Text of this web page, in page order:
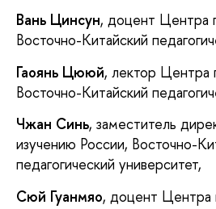
Вань Цинсун, доцент Центра
Восточно-Китайский
Гаоянь Цююй, лектор Центра
Восточно-Китайский
Чжан Синь, заместитель
изучению России, Восточно-
педагогический университет,
Сюй Гуанмяо, доцент Центра